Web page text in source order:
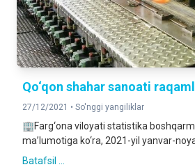
Qo‘qon shahar sanoati
27/12/2021 • So'nggi yangiliklar
🏢Farg‘ona viloyati statistika
ma’lumotiga ko‘ra, 2021-yil yanvar-
Batafsil ...